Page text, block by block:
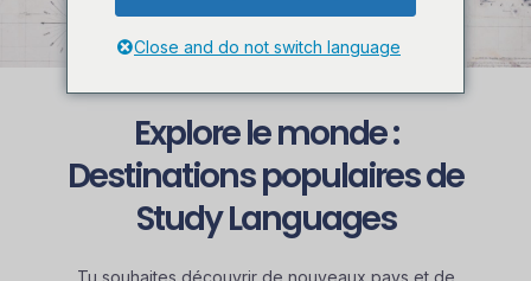
Explore le monde :
Destinations populaires de
Study Languages
Tu souhaites découvrir de nouveaux pays et de
Close and do not switch language